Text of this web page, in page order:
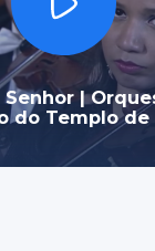
Senhor |
do Templo de